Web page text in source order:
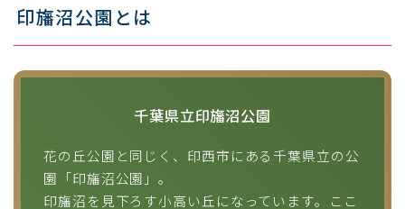
印旛沼公園とは
千葉県立印旛沼公園
花の丘公園と同じく、印西市にある千葉県立の公
園「印旛沼公園」。
印旛沼を見下ろす小高い丘になっています。ここ